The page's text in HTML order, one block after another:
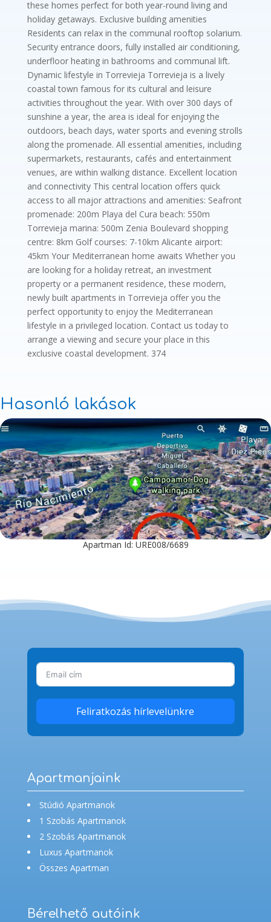
these homes perfect for both year-round living and
holiday getaways. Exclusive building amenities
Residents can relax in the communal rooftop solarium.
Security entrance doors, fully installed air conditioning,
underfloor heating in bathrooms and communal lift.
Dynamic lifestyle in Torrevieja Torrevieja is a lively
coastal town famous for its cultural and leisure
activities throughout the year. With over 300 days of
sunshine a year, the area is ideal for enjoying the
outdoors, beach days, water sports and evening strolls
along the promenade. All essential amenities, including
supermarkets, restaurants, cafés and entertainment
venues, are within walking distance. Excellent location
and connectivity This central location offers quick
access to all major attractions and amenities: Seafront
promenade: 200m Playa del Cura beach: 550m
Torrevieja marina: 500m Zenia Boulevard shopping
centre: 8km Golf courses: 7-10km Alicante airport:
45km Your Mediterranean home awaits Whether you
are looking for a holiday retreat, an investment
property or a permanent residence, these modern,
newly built apartments in Torrevieja offer you the
perfect opportunity to enjoy the Mediterranean
lifestyle in a privileged location. Contact us today to
arrange a viewing and secure your place in this
exclusive coastal development. 374
Hasonló lakások
Apartman Id: URE008/6689
Feliratkozás hírlevelünkre
Apartmanjaink
Stúdió Apartmanok
1 Szobás Apartmanok
2 Szobás Apartmanok
Luxus Apartmanok
Összes Apartman
Bérelhető autóink